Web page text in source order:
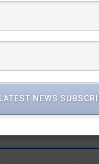
को पहुंचे प्रदेश के कैबिनेट
NEWS